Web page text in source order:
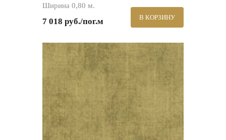
Ширина 0,80 м.
7 018 руб./пог.м В КОРЗИНУ